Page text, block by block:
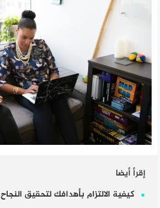
إقرأ أيضا
كيفية الالتزام بأهدافك لتحقيق النجاح